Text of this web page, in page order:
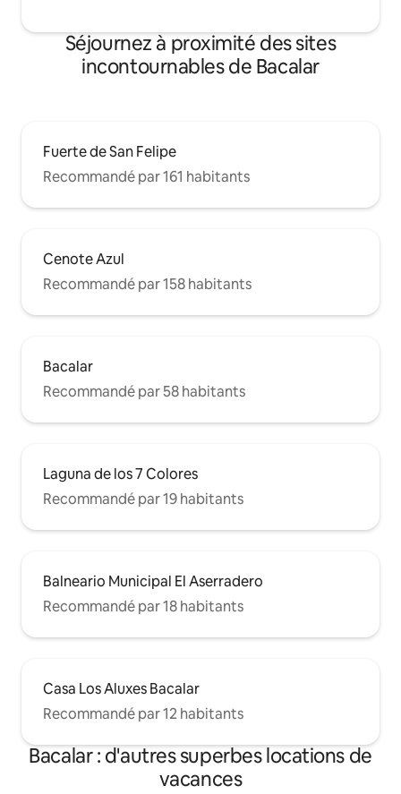
Séjournez à proximité des sites
incontournables de Bacalar
Fuerte de San Felipe
Recommandé par 161 habitants
Cenote Azul
Recommandé par 158 habitants
Bacalar
Recommandé par 58 habitants
Laguna de los 7 Colores
Recommandé par 19 habitants
Balneario Municipal El Aserradero
Recommandé par 18 habitants
Casa Los Aluxes Bacalar
Recommandé par 12 habitants
Bacalar : d'autres superbes locations de
vacances